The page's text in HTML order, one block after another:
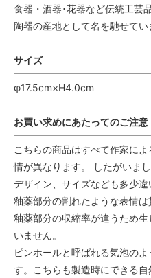
食器・酒器･花器など伝統工芸
陶器の産地として名を馳せてい
サイズ
φ17.5cm×H4.0cm
お買い求めにあたってのご注意
こちらの商品はすべて作家に
情が異なります。 したがいま
デザイン、サイズなども多少違
釉薬部分の割れたような表情
釉薬部分の収縮率が違うため
いません。
ピンホールと呼ばれる気泡の
す。こちらも製造時にできる